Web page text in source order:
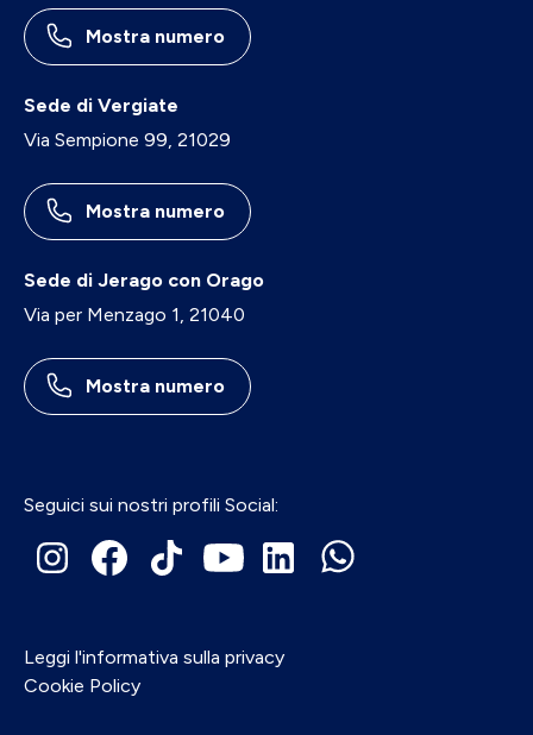
Mostra numero
Sede di Vergiate
Via Sempione 99, 21029
Mostra numero
Sede di Jerago con Orago
Via per Menzago 1, 21040
Mostra numero
Seguici sui nostri profili Social:
Leggi l'informativa sulla privacy
Cookie Policy